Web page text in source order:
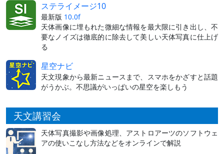
ステライメージ10
最新版 10.0f
天体画像に埋もれた微細な情報を最大限に引き出し、不
要なノイズは徹底的に除去して美しい天体写真に仕上げ
る
星空ナビ
天文現象から最新ニュースまで、スマホをかざすと話題
がうかぶ。不思議がいっぱいの星空を楽しもう
天文講習会
天体写真撮影や画像処理、アストロアーツのソフトウェ
アの使いこなし方法などをオンラインで解説